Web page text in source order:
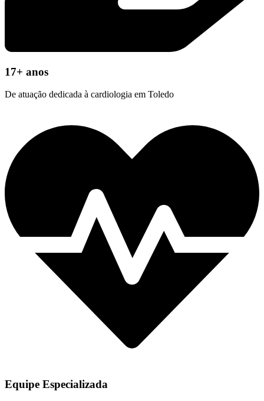
17+ anos
De atuação dedicada à cardiologia em Toledo
Equipe Especializada